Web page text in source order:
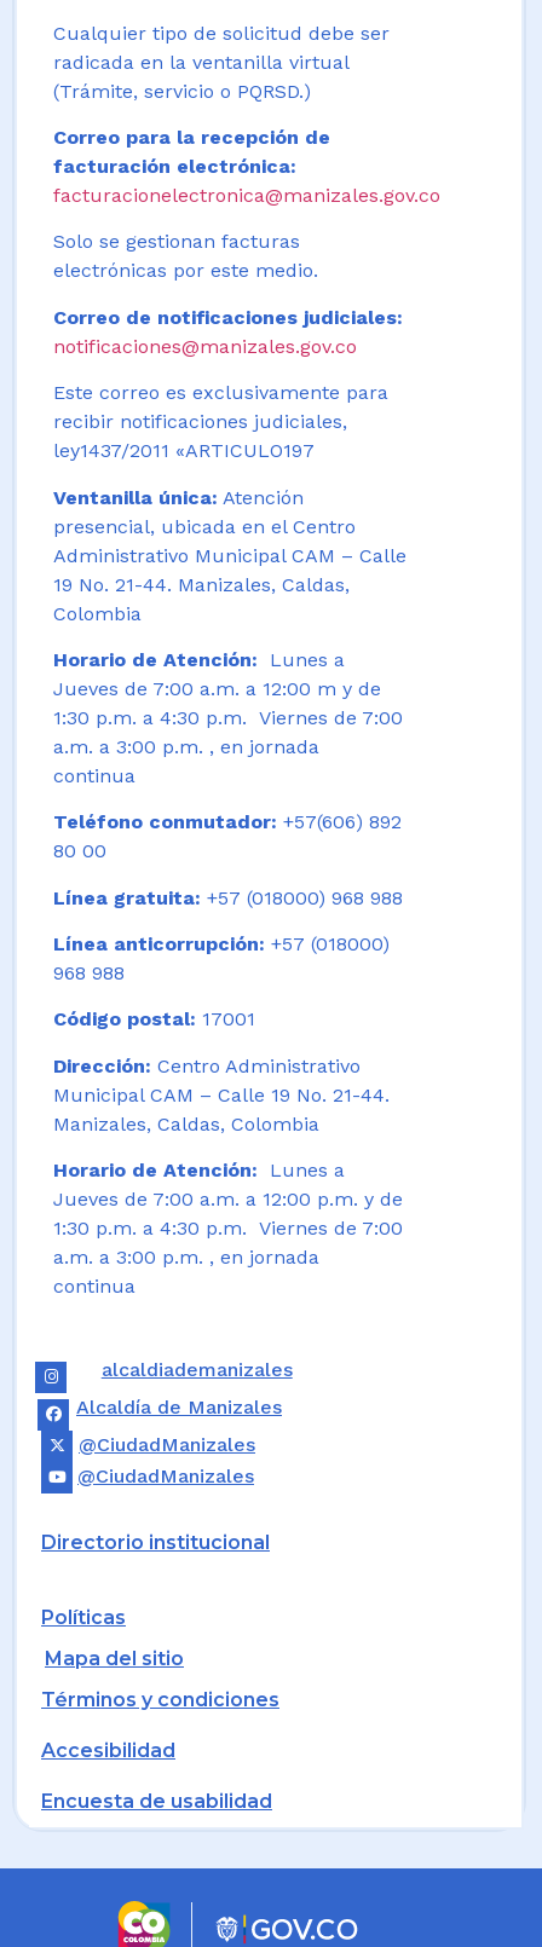
Cualquier tipo de solicitud debe ser
radicada en la ventanilla virtual
(Trámite, servicio o PQRSD.)
Correo para la recepción de
facturación electrónica:
facturacionelectronica@manizales.gov.co
Solo se gestionan facturas
electrónicas por este medio.
Correo de notificaciones judiciales:
notificaciones@manizales.gov.co
Este correo es exclusivamente para
recibir notificaciones judiciales,
ley1437/2011 «ARTICULO197
Ventanilla única: Atención
presencial, ubicada en el Centro
Administrativo Municipal CAM – Calle
19 No. 21-44. Manizales, Caldas,
Colombia
Horario de Atención:
Lunes a
Jueves de 7:00 a.m. a 12:00 m y de
1:30 p.m. a 4:30 p.m. Viernes de 7:00
a.m. a 3:00 p.m. , en jornada
continua
Teléfono conmutador: +57(606) 892
80 00
Línea gratuita: +57 (018000) 968 988
Línea anticorrupción: +57 (018000)
968 988
Código postal: 17001
Dirección: Centro Administrativo
Municipal CAM – Calle 19 No. 21-44.
Manizales, Caldas, Colombia
Horario de Atención: Lunes a
Jueves de 7:00 a.m. a 12:00 p.m. y de
1:30 p.m. a 4:30 p.m. Viernes de 7:00
a.m. a 3:00 p.m. , en jornada
continua
alcaldiademanizales
Alcaldía de Manizales
@CiudadManizales
@CiudadManizales
Directorio institucional
Políticas
Mapa del sitio
Términos y condiciones
Accesibilidad
Encuesta de usabilidad